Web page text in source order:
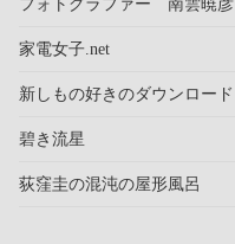
フォトグラファー 南雲暁彦
家電女子.net
新しもの好きのダウンロード
碧き流星
荻窪圭の混沌の屋形風呂